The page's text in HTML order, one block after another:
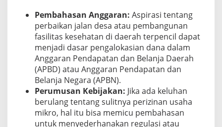
Pembahasan Anggaran: Aspirasi tentang
perbaikan jalan desa atau pembangunan
fasilitas kesehatan di daerah terpencil dapat
menjadi dasar pengalokasian dana dalam
Anggaran Pendapatan dan Belanja Daerah
(APBD) atau Anggaran Pendapatan dan
Belanja Negara (APBN).
Perumusan Kebijakan: Jika ada keluhan
berulang tentang sulitnya perizinan usaha
mikro, hal itu bisa memicu pembahasan
untuk menyederhanakan regulasi atau